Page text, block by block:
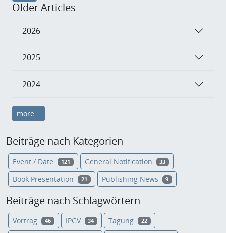
Older Articles
2026
2025
2024
more...
Beiträge nach Kategorien
Event / Date 121 General Notification 33
Book Presentation 21 Publishing News 9
Beiträge nach Schlagwörtern
Vortrag 46 IPGV 34 Tagung 22